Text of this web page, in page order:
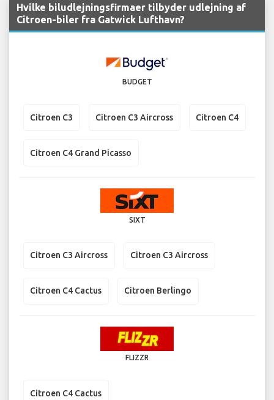
Hvilke biludlejningsfirmaer tilbyder udlejning af
Citroen-biler fra Gatwick Lufthavn?
BUDGET
Citroen C3 Citroen C3 Aircross Citroen C4
Citroen C4 Grand Picasso
SIXT
Citroen C3 Aircross Citroen C3 Aircross
Citroen C4 Cactus Citroen Berlingo
FLIZZR
Citroen C4 Cactus